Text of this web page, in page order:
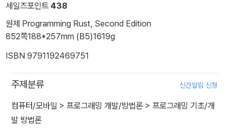
세일즈포인트 438
원제 Programming Rust, Second Edition
852쪽188*257mm (B5)1619g
ISBN 9791192469751
주제분류 신간알림 신청
컴퓨터/모바일 > 프로그래밍 개발/방법론 > 프로그래밍 기초/개
발 방법론